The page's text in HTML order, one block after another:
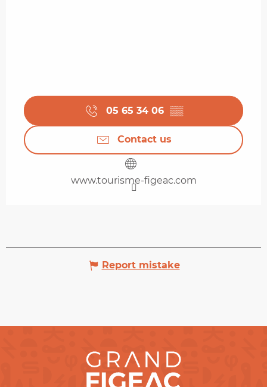
05 65 34 06 ▒▒
Contact us
www.tourisme-figeac.com
Report mistake